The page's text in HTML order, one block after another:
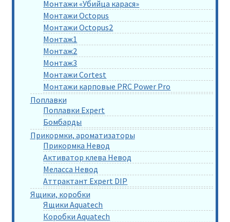
Монтажи «Убийца карася»
Монтажи Octopus
Монтажи Octopus2
Монтаж1
Монтаж2
Монтаж3
Монтажи Cortest
Монтажи карповые PRC Power Pro
Поплавки
Поплавки Expert
Бомбарды
Прикормки, ароматизаторы
Прикормка Невод
Активатор клева Невод
Меласса Невод
Аттрактант Expert DIP
Ящики, коробки
Ящики Aquatech
Коробки Aquatech